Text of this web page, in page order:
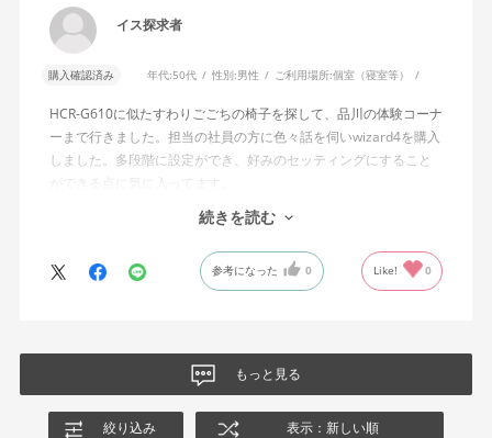
角度でもバランスをとりやすい反力特性に自動調整する機能」と
説明されています。しかし、この機能と、最弱設定でも背もたれ
説明を読んでも理解できませんでした。
問い合わせに対しては、「オートフィットシンクロロッキングの
反力特性を自動調整する機能が働いているため」「Wizard2とは機
構が異なるため、同じ挙動にはならない」との回答をいただきま
強度調整との関係や、最弱設定であっても大きな反力が残る理由
製品自体に不具合があるとは考えていませんが、少なくとも私の
ングの特性や体重による使用感の違いが、より分かりやすく案内
されることを期待します。
イス探求者
購入確認済み 年代:50代 性別:男性 ご利用場所:個室（寝室等）
HCR-G610に似たすわりごごちの椅子を探して、品川の体験コーナ
ーまで行きました。担当の社員の方に色々話を伺いwizard4を購入
しました。多段階に設定ができ、好みのセッティングにすること
ができる点に気に入ってます。
しいて言えば、座面がもう少し硬めが好みに近かったなと思いま
す。座面の硬さまで調節出来る機能が有れば完璧だと思います。
続きを読む
参考になった 0 Like! 0
もっと見る
絞り込み 表示：新しい順